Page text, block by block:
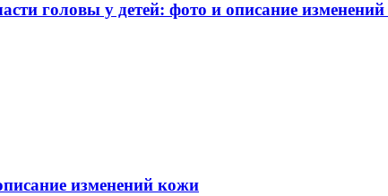
головы у детей: фото и описание
изменений кожи